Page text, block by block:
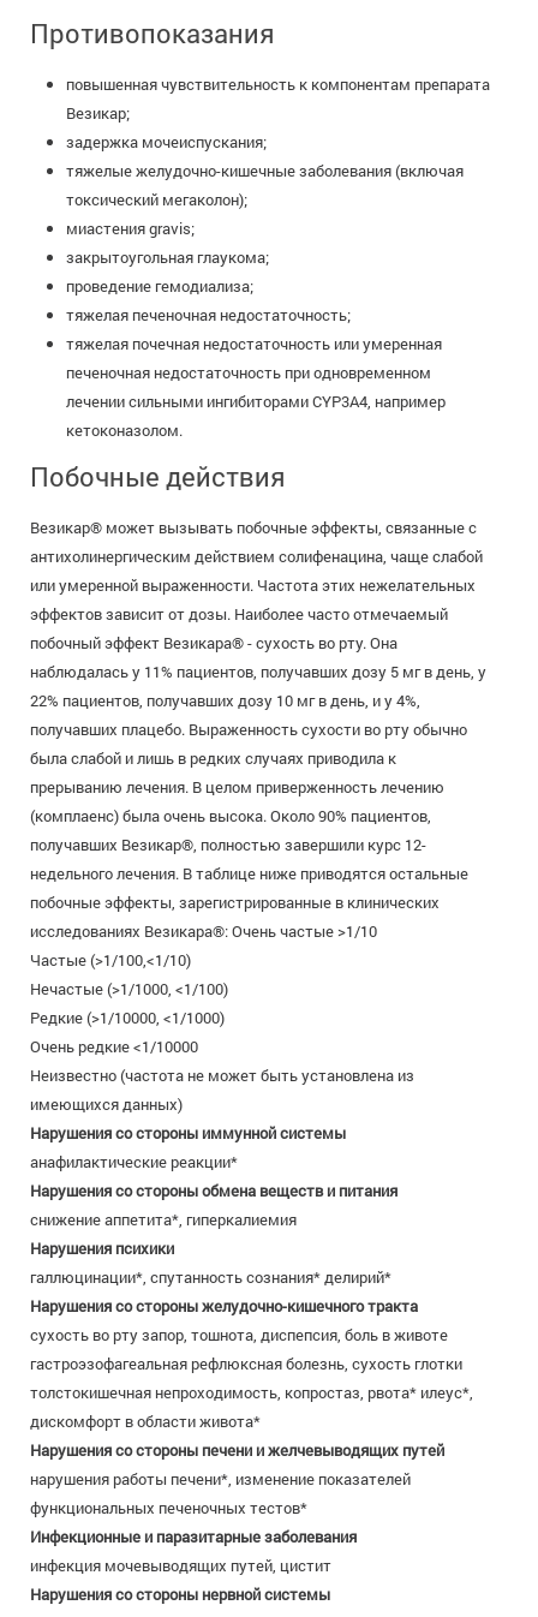
Противопоказания
повышенная чувствительность к компонентам препарата
Везикар;
задержка мочеиспускания;
тяжелые желудочно-кишечные заболевания (включая
токсический мегаколон);
миастения gravis;
закрытоугольная глаукома;
проведение гемодиализа;
тяжелая печеночная недостаточность;
тяжелая почечная недостаточность или умеренная
печеночная недостаточность при одновременном
лечении сильными ингибиторами CYP3A4, например
кетоконазолом.
Побочные действия
Везикар® может вызывать побочные эффекты, связанные с
антихолинергическим действием солифенацина, чаще слабой
или умеренной выраженности. Частота этих нежелательных
эффектов зависит от дозы. Наиболее часто отмечаемый
побочный эффект Везикара® - сухость во рту. Она
наблюдалась у 11% пациентов, получавших дозу 5 мг в день, у
22% пациентов, получавших дозу 10 мг в день, и у 4%,
получавших плацебо. Выраженность сухости во рту обычно
была слабой и лишь в редких случаях приводила к
прерыванию лечения. В целом приверженность лечению
(комплаенс) была очень высока. Около 90% пациентов,
получавших Везикар®, полностью завершили курс 12-
недельного лечения. В таблице ниже приводятся остальные
побочные эффекты, зарегистрированные в клинических
исследованиях Везикара®: Очень частые >1/10
Частые (>1/100,<1/10)
Нечастые (>1/1000, <1/100)
Редкие (>1/10000, <1/1000)
Очень редкие <1/10000
Неизвестно (частота не может быть установлена из
имеющихся данных)
Нарушения со стороны иммунной системы
анафилактические реакции*
Нарушения со стороны обмена веществ и питания
снижение аппетита*, гиперкалиемия
Нарушения психики
галлюцинации*, спутанность сознания* делирий*
Нарушения со стороны желудочно-кишечного тракта
сухость во рту запор, тошнота, диспепсия, боль в животе
гастроэзофагеальная рефлюксная болезнь, сухость глотки
толстокишечная непроходимость, копростаз, рвота* илеус*,
дискомфорт в области живота*
Нарушения со стороны печени и желчевыводящих путей
нарушения работы печени*, изменение показателей
функциональных печеночных тестов*
Инфекционные и паразитарные заболевания
инфекция мочевыводящих путей, цистит
Нарушения со стороны нервной системы